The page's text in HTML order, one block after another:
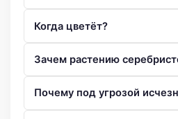
Когда цветёт?
Зачем растению
Почему под угрозой